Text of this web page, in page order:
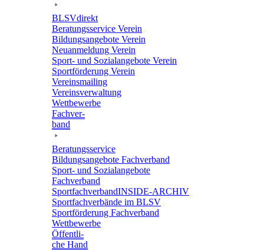
BLSVdi­rekt
Bera­tungs­ser­vice Verein
Bildungs­an­ge­bote Verein
Neuan­mel­dung Verein
Sport- und Sozi­al­an­ge­bote Verein
Sport­för­de­rung Verein
Vereins­mai­ling
Vereins­ver­wal­tung
Wett­be­werbe
Fach­ver­
band
Bera­tungs­ser­vice
Bildungs­an­ge­bote Fachverband
Sport- und Sozi­al­an­ge­bote
Fachverband
Sport­fach­ver­ban­d­IN­SIDE-ARCHIV
Sport­fach­ver­bände im BLSV
Sport­för­de­rung Fachverband
Wett­be­werbe
Öffent­li­
che Hand